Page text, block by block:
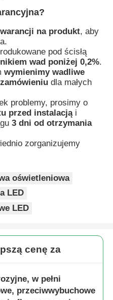
na produkt, aby
pod ścisłą
wad poniżej 0,2%.
wymienimy wadliwe
dla małych
problemy, prosimy o
przed instalacjąi
3 dni od otrzymania
zorganizujemy
oświetleniowa
LED
LED
cenę za
w pełni
przeciwwybuchowe